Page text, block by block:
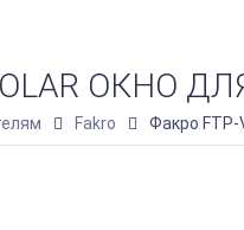
ОКНО
Fakro Факро FTP-